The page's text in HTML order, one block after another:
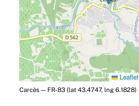
Leaflet
Carcès — FR-83 (lat 43.4747, lng 6.1828)